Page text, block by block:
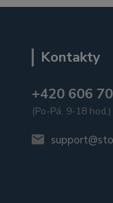
Kontakty
+420 606
(Po-Pá, 9-18 hod.)